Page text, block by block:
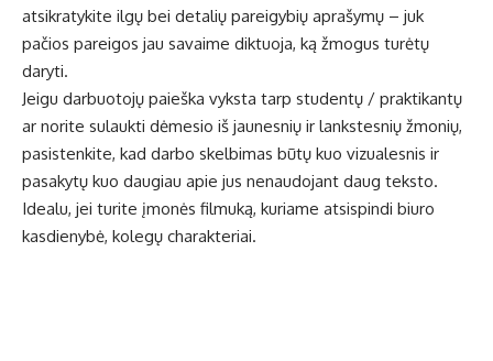
atsikratykite ilgų bei detalių pareigybių aprašymų – juk
pačios pareigos jau savaime diktuoja, ką žmogus turėtų
daryti.
Jeigu darbuotojų paieška vyksta tarp studentų / praktikantų
ar norite sulaukti dėmesio iš jaunesnių ir lankstesnių žmonių,
pasistenkite, kad darbo skelbimas būtų kuo vizualesnis ir
pasakytų kuo daugiau apie jus nenaudojant daug teksto.
Idealu, jei turite įmonės filmuką, kuriame atsispindi biuro
kasdienybė, kolegų charakteriai.